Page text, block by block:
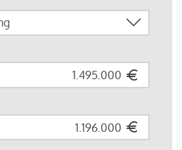
Weitblickeüber die Stadt.
von ca. 45 – 186 m²
(bis zu 400 m2)
Hand | Ausstattungslinien